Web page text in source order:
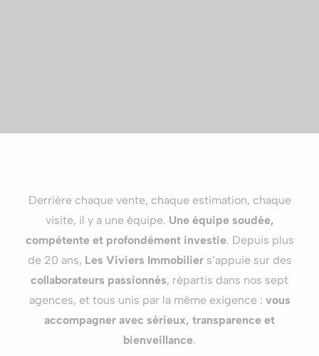
Derrière chaque vente, chaque estimation, chaque
visite, il y a une équipe. Une équipe soudée,
compétente et profondément investie. Depuis plus
de 20 ans, Les Viviers Immobiliers’appuie sur des
collaborateurs passionnés, répartis dans nos sept
agences, et tous unis par la même exigence : vous
accompagner avec sérieux, transparence et
bienveillance.